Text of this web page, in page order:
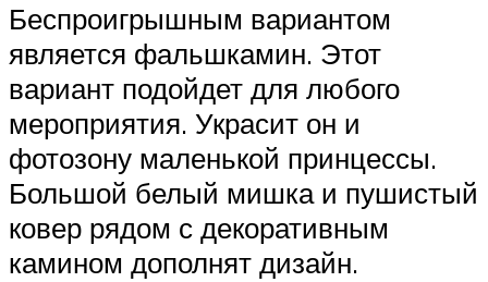
Беспроигрышным вариантом
является фальшкамин. Этот
вариант подойдет для любого
мероприятия. Украсит он и
фотозону маленькой принцессы.
Большой белый мишка и пушистый
ковер рядом с декоративным
камином дополнят дизайн.